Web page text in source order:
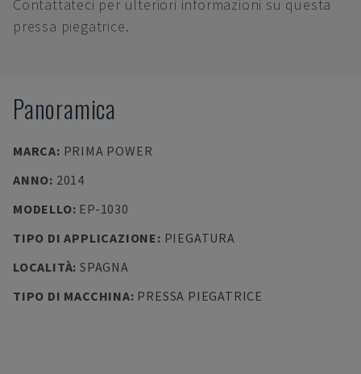
Contattateci per ulteriori informazioni su questa
pressa piegatrice.
Panoramica
MARCA: PRIMA POWER
ANNO: 2014
MODELLO: EP-1030
TIPO DI APPLICAZIONE: PIEGATURA
LOCALITÀ: SPAGNA
TIPO DI MACCHINA: PRESSA PIEGATRICE